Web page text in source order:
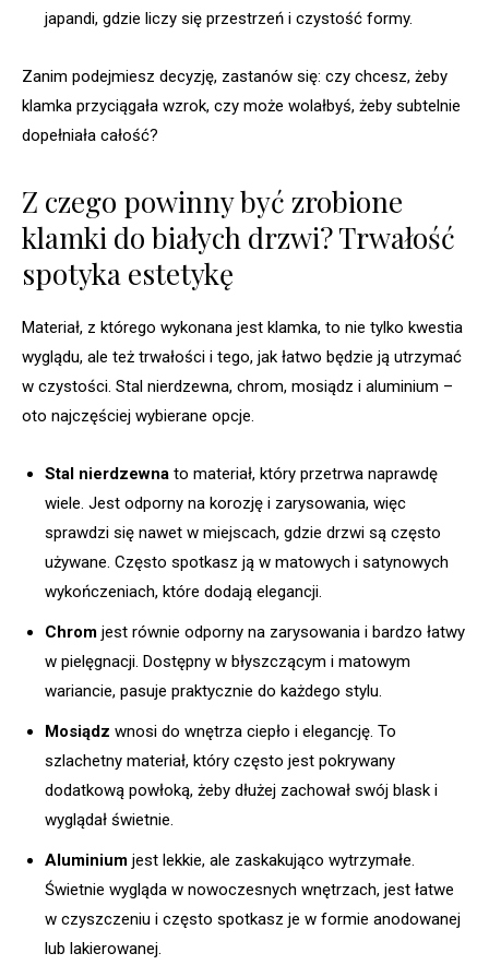
japandi, gdzie liczy się przestrzeń i czystość formy.
Zanim podejmiesz decyzję, zastanów się: czy chcesz, żeby
klamka przyciągała wzrok, czy może wolałbyś, żeby subtelnie
dopełniała całość?
Z czego powinny być zrobione
klamki do białych drzwi? Trwałość
spotyka estetykę
Materiał, z którego wykonana jest klamka, to nie tylko kwestia
wyglądu, ale też trwałości i tego, jak łatwo będzie ją utrzymać
w czystości. Stal nierdzewna, chrom, mosiądz i aluminium –
oto najczęściej wybierane opcje.
Stal nierdzewna to materiał, który przetrwa naprawdę
wiele. Jest odporny na korozję i zarysowania, więc
sprawdzi się nawet w miejscach, gdzie drzwi są często
używane. Często spotkasz ją w matowych i satynowych
wykończeniach, które dodają elegancji.
Chrom jest równie odporny na zarysowania i bardzo łatwy
w pielęgnacji. Dostępny w błyszczącym i matowym
wariancie, pasuje praktycznie do każdego stylu.
Mosiądz wnosi do wnętrza ciepło i elegancję. To
szlachetny materiał, który często jest pokrywany
dodatkową powłoką, żeby dłużej zachował swój blask i
wyglądał świetnie.
Aluminium jest lekkie, ale zaskakująco wytrzymałe.
Świetnie wygląda w nowoczesnych wnętrzach, jest łatwe
w czyszczeniu i często spotkasz je w formie anodowanej
lub lakierowanej.